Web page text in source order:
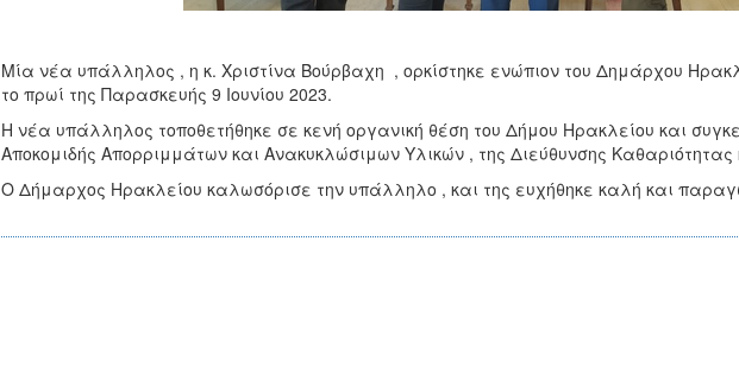
Μία νέα υπάλληλος , η κ. Χριστίνα Βούρβαχη , ορκίστηκε ενώπιον του Δημάρχου
το πρωί της Παρασκευής 9 Ιουνίου 2023.
Η νέα υπάλληλος τοποθετήθηκε σε κενή οργανική θέση του Δήμου Ηρακλείου και
Αποκομιδής Απορριμμάτων και Ανακυκλώσιμων Υλικών , της Διεύθυνσης
Ο Δήμαρχος Ηρακλείου καλωσόρισε την υπάλληλο , και της ευχήθηκε καλή και